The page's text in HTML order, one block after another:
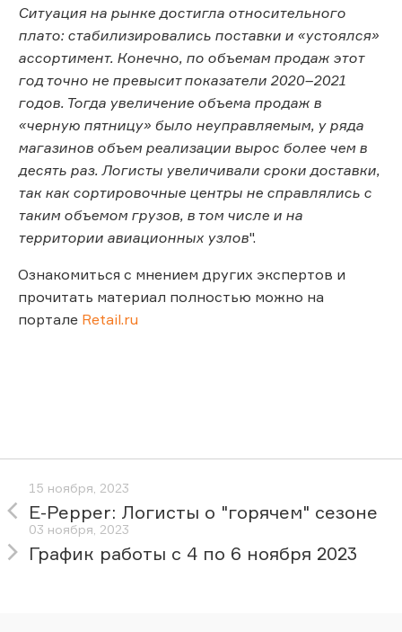
Ситуация на рынке достигла относительного
плато: стабилизировались поставки и «устоялся»
ассортимент. Конечно, по объемам продаж этот
год точно не превысит показатели 2020–2021
годов. Тогда увеличение объема продаж в
«черную пятницу» было неуправляемым, у ряда
магазинов объем реализации вырос более чем в
десять раз. Логисты увеличивали сроки доставки,
так как сортировочные центры не справлялись с
таким объемом грузов, в том числе и на
территории авиационных узлов".
Ознакомиться с мнением других экспертов и
прочитать материал полностью можно на
портале Retail.ru
15 ноября, 2023
E-Pepper: Логисты о "горячем" сезоне
03 ноября, 2023
График работы с 4 по 6 ноября 2023